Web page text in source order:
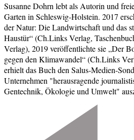
Susanne Dohrn lebt als Autorin und
Garten in Schleswig-Holstein. 2017
der Natur: Die Landwirtschaft und das
Haustür“ (Ch.Links Verlag,
Verlag), 2019 veröffentlichte sie „Der
gegen den Klimawandel“ (Ch.Links
erhielt das Buch den Salus-Medien-
Unternehmen "herausragende
Gentechnik, Ökologie und Umwelt"
Beitragsnavigation